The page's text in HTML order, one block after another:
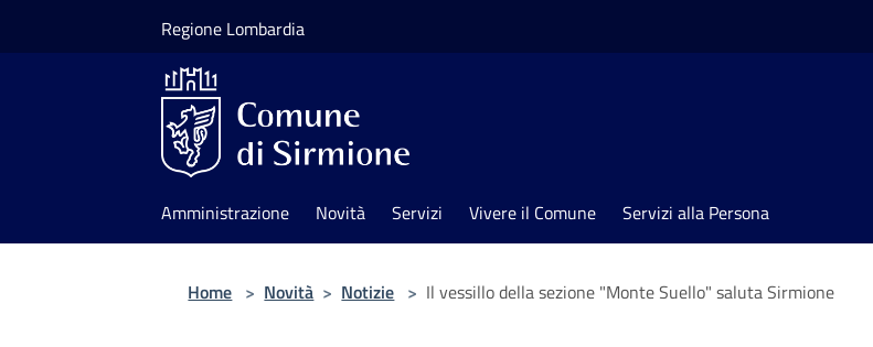
Regione Lombardia
Amministrazione Novità Servizi Vivere il Comune Servizi alla Persona
Home > Novità > Notizie > Il vessillo della sezione "Monte Suello" saluta Sirmione